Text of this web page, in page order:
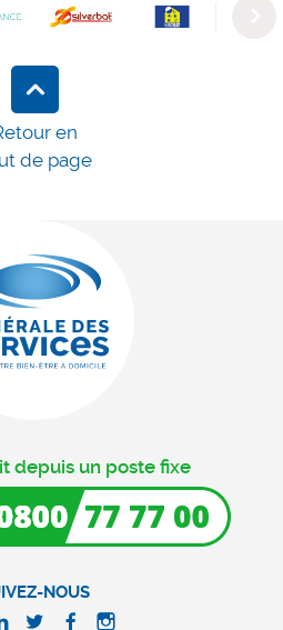
Next
NOUS
depuis un poste fixe
en
de page